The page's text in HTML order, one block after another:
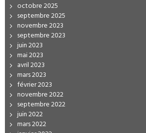
octobre 2025
septembre 2025
novembre 2023
septembre 2023
juin 2023
mai 2023
avril 2023
mars 2023
février 2023
novembre 2022
septembre 2022
juin 2022
mars 2022